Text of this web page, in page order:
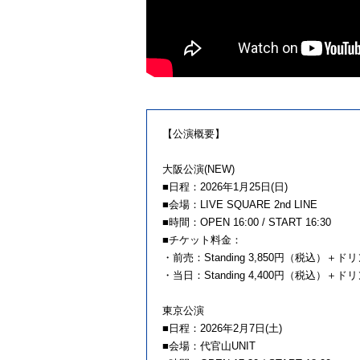
【公演概要】
大阪公演(NEW)
■日程：2026年1月25日(日)
■会場：LIVE SQUARE 2nd LINE
■時間：OPEN 16:00 / START 16:30
■チケット料金：
・前売：Standing 3,850円（税込）＋ド
・当日：Standing 4,400円（税込）＋ド
東京公演
■日程：2026年2月7日(土)
■会場：代官山UNIT